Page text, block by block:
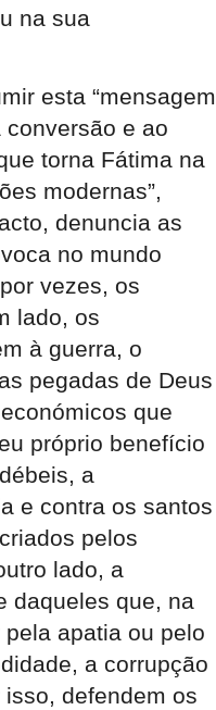
na sua
esta “mensagem
conversão e ao
torna Fátima na
modernas”,
denuncia as
no mundo
vezes, os
lado, os
à guerra, o
pegadas de Deus
que
próprio benefício
a
e contra os santos
pelos
lado, a
daqueles que, na
apatia ou pelo
a corrupção
isso, defendem os